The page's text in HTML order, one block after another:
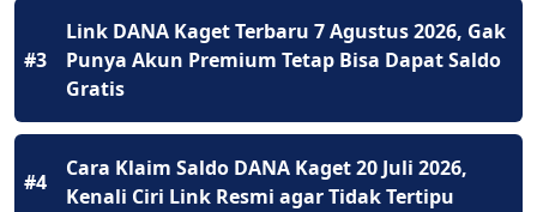
#3
Link DANA Kaget Terbaru 7 Agustus 2026, Gak
Punya Akun Premium Tetap Bisa Dapat Saldo
Gratis
#4
Cara Klaim Saldo DANA Kaget 20 Juli 2026,
Kenali Ciri Link Resmi agar Tidak Tertipu